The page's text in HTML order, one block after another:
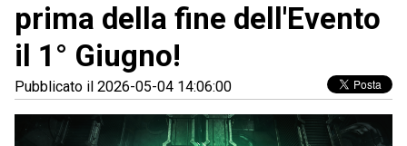
prima della fine dell'Evento
il 1° Giugno!
Pubblicato il 2026-05-04 14:06:00